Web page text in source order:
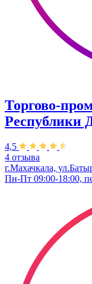
Торгово-
Республики
4,5
4 отзыва
г.Махачкала,
Пн-Пт 09:00-18:00,